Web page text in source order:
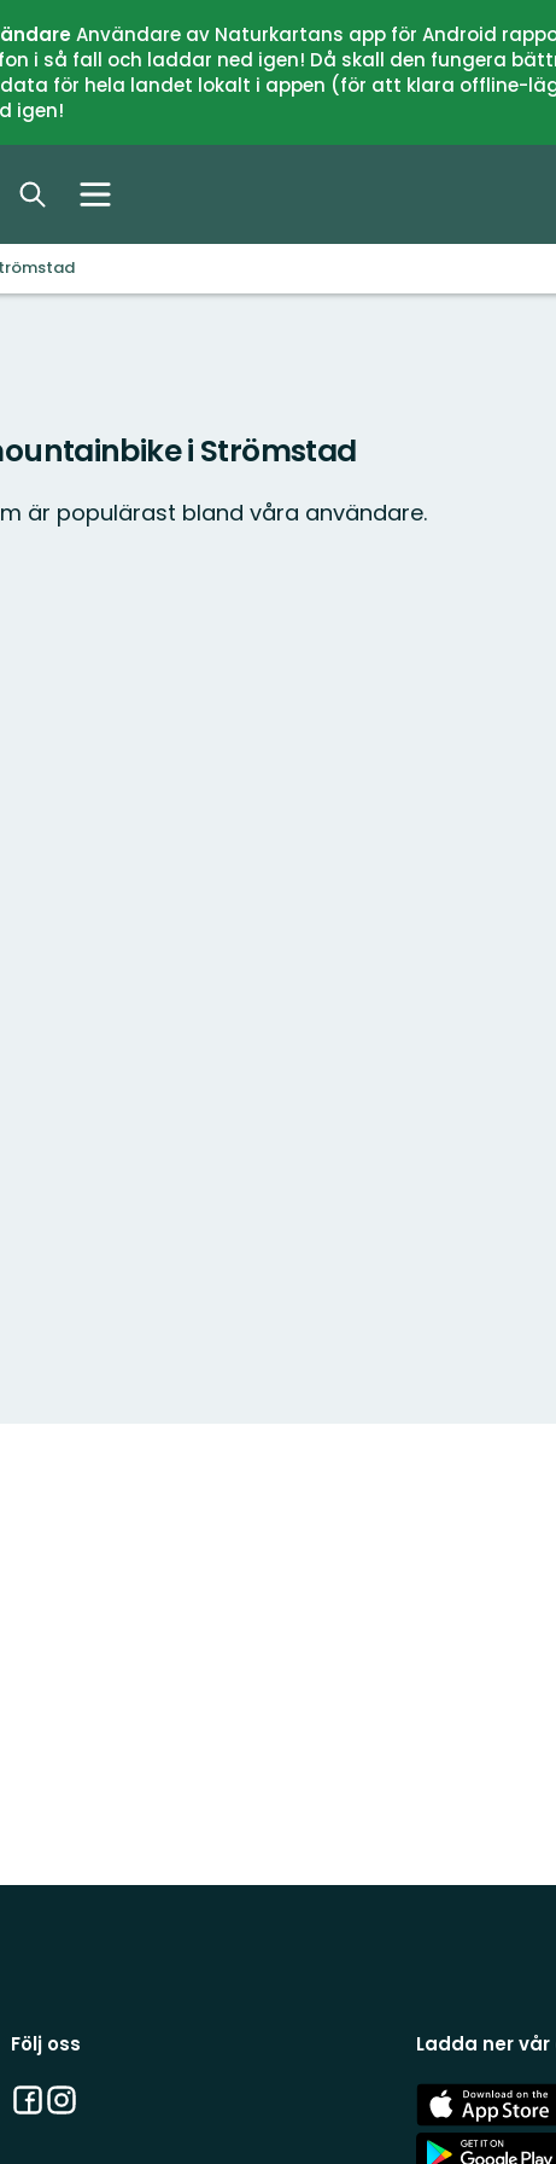
Användare av Naturkartans app för Android
i så fall och laddar ned igen! Då skall den fungera
för hela landet lokalt i appen (för att klara offline-
igen!
i Strömstad
är populärast bland våra användare.
Följ oss
Facebook
Instagram
Ladda ner
App
Store
App